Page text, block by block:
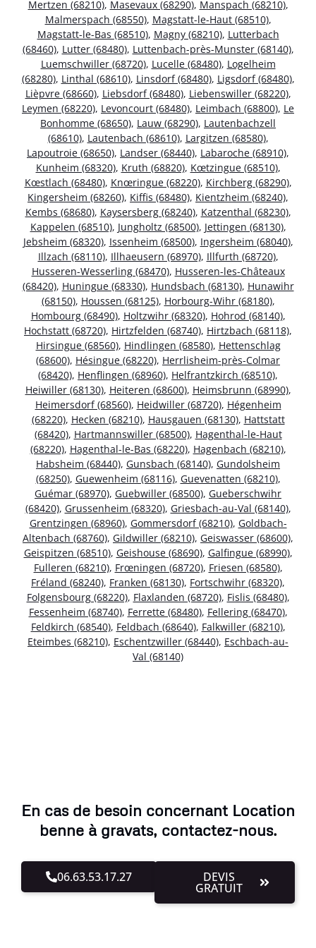
Mertzen (68210), Masevaux (68290), Manspach (68210),
Malmerspach (68550), Magstatt-le-Haut (68510),
Magstatt-le-Bas (68510), Magny (68210), Lutterbach
(68460), Lutter (68480), Luttenbach-près-Munster (68140),
Luemschwiller (68720), Lucelle (68480), Logelheim
(68280), Linthal (68610), Linsdorf (68480), Ligsdorf (68480),
Lièpvre (68660), Liebsdorf (68480), Liebenswiller (68220),
Leymen (68220), Levoncourt (68480), Leimbach (68800), Le
Bonhomme (68650), Lauw (68290), Lautenbachzell
(68610), Lautenbach (68610), Largitzen (68580),
Lapoutroie (68650), Landser (68440), Labaroche (68910),
Kunheim (68320), Kruth (68820), Kœtzingue (68510),
Kœstlach (68480), Knœringue (68220), Kirchberg (68290),
Kingersheim (68260), Kiffis (68480), Kientzheim (68240),
Kembs (68680), Kaysersberg (68240), Katzenthal (68230),
Kappelen (68510), Jungholtz (68500), Jettingen (68130),
Jebsheim (68320), Issenheim (68500), Ingersheim (68040),
Illzach (68110), Illhaeusern (68970), Illfurth (68720),
Husseren-Wesserling (68470), Husseren-les-Châteaux
(68420), Huningue (68330), Hundsbach (68130), Hunawihr
(68150), Houssen (68125), Horbourg-Wihr (68180),
Hombourg (68490), Holtzwihr (68320), Hohrod (68140),
Hochstatt (68720), Hirtzfelden (68740), Hirtzbach (68118),
Hirsingue (68560), Hindlingen (68580), Hettenschlag
(68600), Hésingue (68220), Herrlisheim-près-Colmar
(68420), Henflingen (68960), Helfrantzkirch (68510),
Heiwiller (68130), Heiteren (68600), Heimsbrunn (68990),
Heimersdorf (68560), Heidwiller (68720), Hégenheim
(68220), Hecken (68210), Hausgauen (68130), Hattstatt
(68420), Hartmannswiller (68500), Hagenthal-le-Haut
(68220), Hagenthal-le-Bas (68220), Hagenbach (68210),
Habsheim (68440), Gunsbach (68140), Gundolsheim
(68250), Guewenheim (68116), Guevenatten (68210),
Guémar (68970), Guebwiller (68500), Gueberschwihr
(68420), Grussenheim (68320), Griesbach-au-Val (68140),
Grentzingen (68960), Gommersdorf (68210), Goldbach-
Altenbach (68760), Gildwiller (68210), Geiswasser (68600),
Geispitzen (68510), Geishouse (68690), Galfingue (68990),
Fulleren (68210), Frœningen (68720), Friesen (68580),
Fréland (68240), Franken (68130), Fortschwihr (68320),
Folgensbourg (68220), Flaxlanden (68720), Fislis (68480),
Fessenheim (68740), Ferrette (68480), Fellering (68470),
Feldkirch (68540), Feldbach (68640), Falkwiller (68210),
Eteimbes (68210), Eschentzwiller (68440), Eschbach-au-
Val (68140)
En cas de besoin concernant Location
benne à gravats, contactez-nous.
06.63.53.17.27 DEVIS
GRATUIT